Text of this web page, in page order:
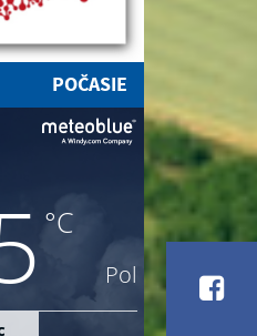
POČASIE